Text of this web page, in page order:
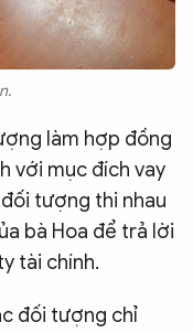
làm hợp đồng
với mục đích vay
tượng thi nhau
bà Hoa để trả lời
tài chính.
đối tượng chỉ